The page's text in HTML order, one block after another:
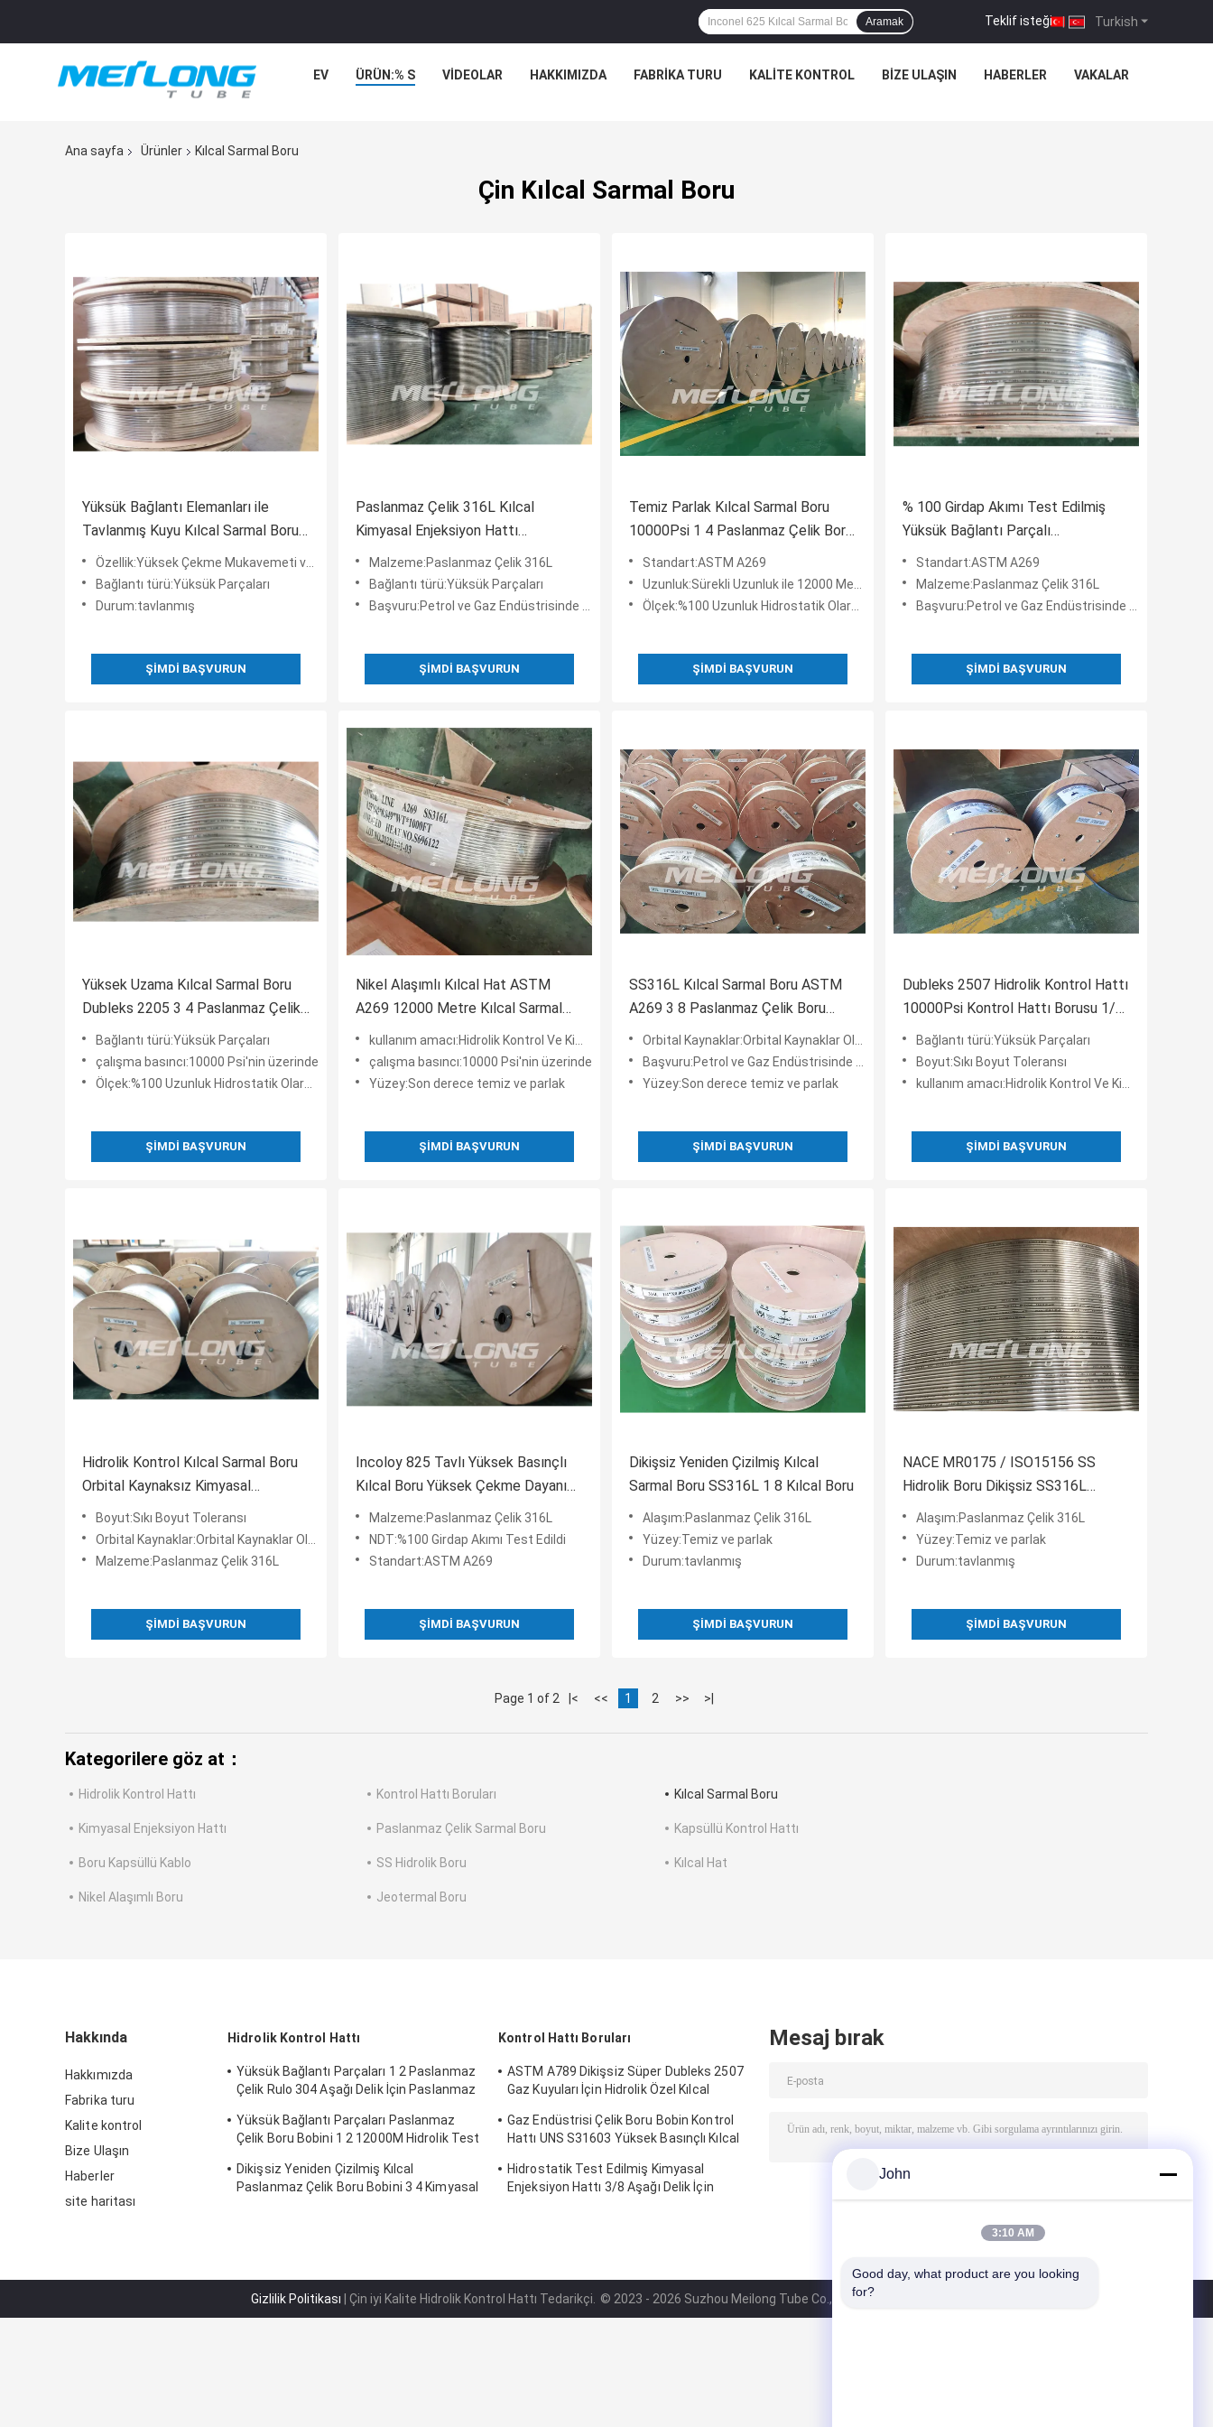
Turkish
Teklif isteği |
Aramak
EV ÜRÜN:% S VIDEOLAR HAKKIMIZDA FABRIKA TURU KALITE KONTROL BIZE ULAŞIN HABERLER VAKALAR
Ana sayfa Ürünler Kılcal Sarmal Boru
Çin Kılcal Sarmal Boru
Yüksük Bağlantı Elemanları ile
Tavlanmış Kuyu Kılcal Sarmal Boru
1 2 Paslanmaz Bobin
Özellik:Yüksek Çekme Mukavemeti ve Uzama
Bağlantı türü:Yüksük Parçaları
Durum:tavlanmış
ŞIMDI BAŞVURUN
Paslanmaz Çelik 316L Kılcal
Kimyasal Enjeksiyon Hattı
Paslanmaz Çelik Sarmal Boru
Malzeme:Paslanmaz Çelik 316L
Bağlantı türü:Yüksük Parçaları
Başvuru:Petrol ve Gaz Endüstrisinde Delik Açma Uygulaması
ŞIMDI BAŞVURUN
Temiz Parlak Kılcal Sarmal Boru
10000Psi 1 4 Paslanmaz Çelik Boru
Bobini
Standart:ASTM A269
Uzunluk:Sürekli Uzunluk ile 12000 Metreye Kadar
Ölçek:%100 Uzunluk Hidrostatik Olarak Test Edildi
ŞIMDI BAŞVURUN
% 100 Girdap Akımı Test Edilmiş
Yüksük Bağlantı Parçalı
Kapsüllenmiş Kontrol Hattı SS
Hidrolik Boru
Standart:ASTM A269
Malzeme:Paslanmaz Çelik 316L
Başvuru:Petrol ve Gaz Endüstrisinde Delik Açma Uygulaması
ŞIMDI BAŞVURUN
Yüksek Uzama Kılcal Sarmal Boru
Dubleks 2205 3 4 Paslanmaz Çelik
Boru Bobini
Bağlantı türü:Yüksük Parçaları
çalışma basıncı:10000 Psi'nin üzerinde
Ölçek:%100 Uzunluk Hidrostatik Olarak Test Edildi
ŞIMDI BAŞVURUN
Nikel Alaşımlı Kılcal Hat ASTM
A269 12000 Metre Kılcal Sarmal
Jeotermal Boru
kullanım amacı:Hidrolik Kontrol Ve Kimyasal Enjeksiyon
çalışma basıncı:10000 Psi'nin üzerinde
Yüzey:Son derece temiz ve parlak
ŞIMDI BAŞVURUN
SS316L Kılcal Sarmal Boru ASTM
A269 3 8 Paslanmaz Çelik Boru
Bobini
Orbital Kaynaklar:Orbital Kaynaklar Olmadan Sürekli Boy
Başvuru:Petrol ve Gaz Endüstrisinde Delik Açma Uygulaması
Yüzey:Son derece temiz ve parlak
ŞIMDI BAŞVURUN
Dubleks 2507 Hidrolik Kontrol Hattı
10000Psi Kontrol Hattı Borusu 1/4
İNÇBağlantı türü:Yüksük Parçaları
Boyut:Sıkı Boyut Toleransı
kullanım amacı:Hidrolik Kontrol Ve Kimyasal Enjeksiyon
ŞIMDI BAŞVURUN
Hidrolik Kontrol Kılcal Sarmal Boru
Orbital Kaynaksız Kimyasal
Enjeksiyon Ss Bobin Borusu
Boyut:Sıkı Boyut Toleransı
Orbital Kaynaklar:Orbital Kaynaklar Olmadan Sürekli Boy
Malzeme:Paslanmaz Çelik 316L
ŞIMDI BAŞVURUN
Incoloy 825 Tavlı Yüksek Basınçlı
Kılcal Boru Yüksek Çekme Dayanımı
Çelik Kılcal Boru
Malzeme:Paslanmaz Çelik 316L
NDT:%100 Girdap Akımı Test Edildi
Standart:ASTM A269
ŞIMDI BAŞVURUN
Dikişsiz Yeniden Çizilmiş Kılcal
Sarmal Boru SS316L 1 8 Kılcal Boru
Alaşım:Paslanmaz Çelik 316L
Yüzey:Temiz ve parlak
Durum:tavlanmış
ŞIMDI BAŞVURUN
NACE MR0175 / ISO15156 SS
Hidrolik Boru Dikişsiz SS316L
ASTM A269 Çelik Boru Bobini
Alaşım:Paslanmaz Çelik 316L
Yüzey:Temiz ve parlak
Durum:tavlanmış
ŞIMDI BAŞVURUN
Page 1 of 2 |< << 1 2 >> >|
Kategorilere göz at：
Hidrolik Kontrol Hattı Kontrol Hattı Boruları Kılcal Sarmal Boru
Kimyasal Enjeksiyon Hattı Paslanmaz Çelik Sarmal Boru Kapsüllü Kontrol Hattı
Boru Kapsüllü Kablo SS Hidrolik Boru Kılcal Hat
Nikel Alaşımlı Boru Jeotermal Boru
Hakkında
Hakkımızda
Fabrika turu
Kalite kontrol
Bize Ulaşın
Haberler
site haritası
Hidrolik Kontrol Hattı
Yüksük Bağlantı Parçaları 1 2 Paslanmaz
Çelik Rulo 304 Aşağı Delik İçin Paslanmaz
Yüksük Bağlantı Parçaları Paslanmaz
Çelik Boru Bobini 1 2 12000M Hidrolik Test
Dikişsiz Yeniden Çizilmiş Kılcal
Paslanmaz Çelik Boru Bobini 3 4 Kimyasal
Kontrol Hattı Boruları
ASTM A789 Dikişsiz Süper Dubleks 2507
Gaz Kuyuları İçin Hidrolik Özel Kılcal
Gaz Endüstrisi Çelik Boru Bobin Kontrol
Hattı UNS S31603 Yüksek Basınçlı Kılcal
Hidrostatik Test Edilmiş Kimyasal
Enjeksiyon Hattı 3/8 Aşağı Delik İçin
Mesaj bırak
Gizlilik Politikası | Çin iyi Kalite Hidrolik Kontrol Hattı Tedarikçi. © 2023 - 2026 Suzhou Meilong Tube Co., Ltd.. All Rights Reserved.
John
3:10 AM
Good day, what product are you looking
for?